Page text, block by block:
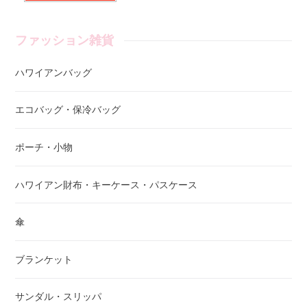
ファッション雑貨
ハワイアンバッグ
エコバッグ・保冷バッグ
ポーチ・小物
ハワイアン財布・キーケース・パスケース
傘
ブランケット
サンダル・スリッパ